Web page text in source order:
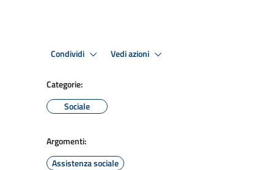
Condividi Vedi azioni
Categorie:
Sociale
Argomenti:
Assistenza sociale